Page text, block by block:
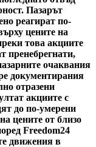
Пазарът
реагират по-
цените на
това акциите
пренебрегнати,
очаквания
документирания
отразени
акциите с
до по-умерени
цените от близо
Freedom24
движения в